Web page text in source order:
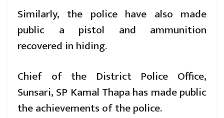
Similarly, the police have also made
public a pistol and ammunition
recovered in hiding.
Chief of the District Police Office,
Sunsari, SP Kamal Thapa has made public
the achievements of the police.